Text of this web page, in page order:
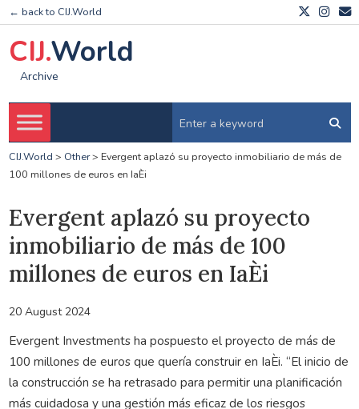
← back to CIJ.World
CIJ.World
Archive
CIJ.World > Other> Evergent aplazó su proyecto inmobiliario de más de
100 millones de euros en IaÈi
Evergent aplazó su proyecto
inmobiliario de más de 100
millones de euros en IaÈi
20 August 2024
Evergent Investments ha pospuesto el proyecto de más de
100 millones de euros que quería construir en IaÈi. “El inicio de
la construcción se ha retrasado para permitir una planificación
más cuidadosa y una gestión más eficaz de los riesgos